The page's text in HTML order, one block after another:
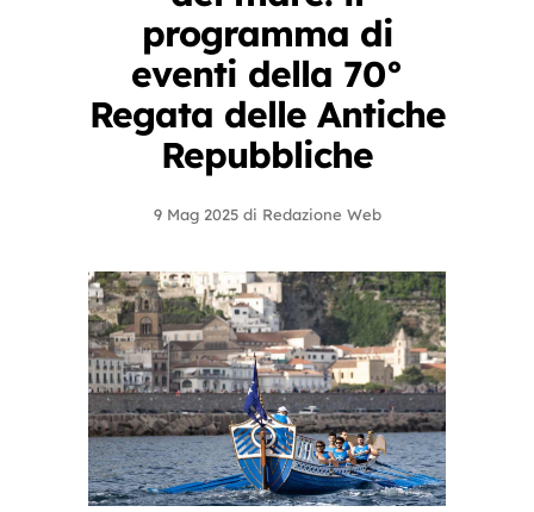
programma di
eventi della 70°
Regata delle Antiche
Repubbliche
9 Mag 2025 di Redazione Web